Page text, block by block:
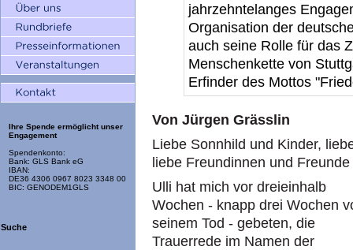
Ihre Spende ermöglicht unser
Engagement
Spendenkonto:
Bank: GLS Bank eG
IBAN:
DE36 4306 0967 8023 3348 00
BIC: GENODEM1GLS
Suche
jahrzehntelanges
Organisation der
auch seine Rolle für das
Menschenkette von
Erfinder des Mottos
Von Jürgen Grässlin
Liebe Sonnhild und Kinder,
liebe Freundinnen und
Ulli hat mich vor dreieinhalb
Wochen - knapp drei Wochen
seinem Tod - gebeten, die
Trauerrede im Namen der